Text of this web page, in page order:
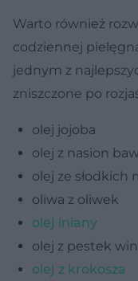
Warto również
codziennej
jednym z
zniszczone po
olej jojoba
olej z nasion
olej ze słodkich
oliwa z oliwek
olej lniany
olej z pestek
olej z krokosza